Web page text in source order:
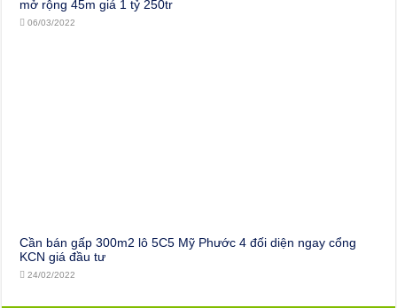
mở rộng 45m giá 1 tỷ 250tr
06/03/2022
Cần bán gấp 300m2 lô 5C5 Mỹ Phước 4 đối diện ngay cổng
KCN giá đầu tư
24/02/2022